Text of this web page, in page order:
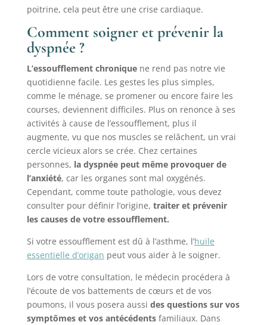
poitrine, cela peut être une crise cardiaque.
Comment soigner et prévenir la
dyspnée ?
L’essoufflement chroniquene rend pas notre vie
quotidienne facile. Les gestes les plus simples,
comme le ménage, se promener ou encore faire les
courses, deviennent difficiles. Plus on renonce à ses
activités à cause de l’essoufflement, plus il
augmente, vu que nos muscles se relâchent, un vrai
cercle vicieux alors se crée. Chez certaines
personnes, la dyspnée peut mêmeprovoquer de
l’anxiété, car les organes sont mal oxygénés.
Cependant, comme toute pathologie, vous devez
consulter pour définir l’origine, traiter et prévenir
les causes de votre essoufflement.
Si votre essoufflement est dû à l’asthme, l’huile
essentielle d’origan peut vous aider à le soigner.
Lors de votre consultation, le médecin procédera à
l’écoute de vos battements de cœurs et de vos
poumons, il vous posera aussi des questions sur vos
symptômes et vos antécédents familiaux. Dans